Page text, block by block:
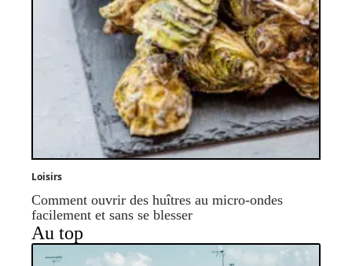
Loisirs
Comment ouvrir des huîtres au micro-ondes
facilement et sans se blesser
Au top